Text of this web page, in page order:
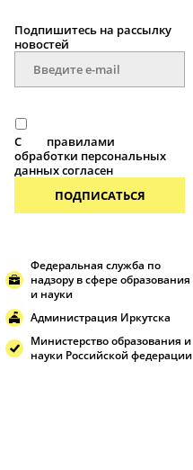
Подпишитесь на рассылку
новостей
С
правилами
обработки персональных
данных согласен
ПОДПИСАТЬСЯ
Федеральная служба по
надзору в сфере образования
и науки
Администрация Иркутска
Министерство образования и
науки Российской федерации